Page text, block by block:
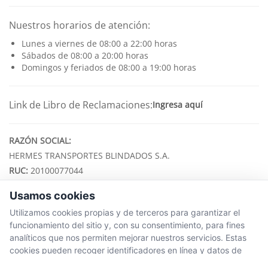
Nuestros horarios de atención:
Lunes a viernes de 08:00 a 22:00 horas
Sábados de 08:00 a 20:00 horas
Domingos y feriados de 08:00 a 19:00 horas
Link de Libro de Reclamaciones:Ingresa aquí
RAZÓN SOCIAL:
HERMES TRANSPORTES BLINDADOS S.A.
RUC: 20100077044
ENLACES
Memoria Anual
Ubícanos
SAC - Servicio de Atención al Cliente
Usamos cookies
Utilizamos cookies propias y de terceros para garantizar el
funcionamiento del sitio y, con su consentimiento, para fines
analíticos que nos permiten mejorar nuestros servicios. Estas
cookies pueden recoger identificadores en línea y datos de